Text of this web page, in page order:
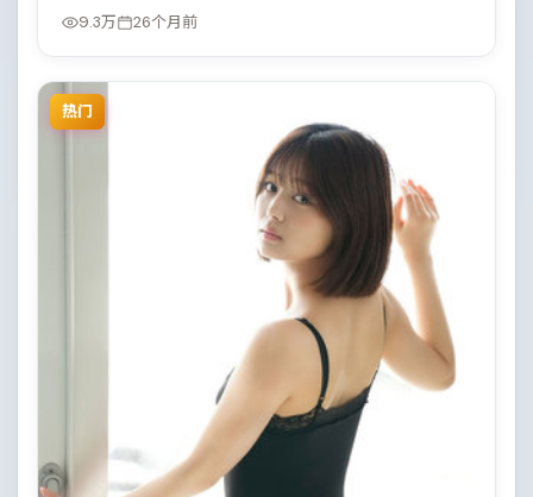
人寻味。
9.3万 26个月前
热门